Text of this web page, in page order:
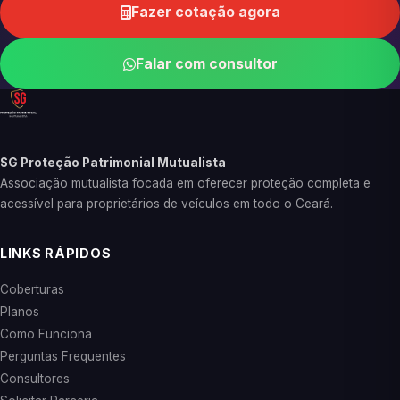
Fazer cotação agora
Falar com consultor
SG Proteção Patrimonial Mutualista
Associação mutualista focada em oferecer proteção completa e
acessível para proprietários de veículos em todo o Ceará.
LINKS RÁPIDOS
Coberturas
Planos
Como Funciona
Perguntas Frequentes
Consultores